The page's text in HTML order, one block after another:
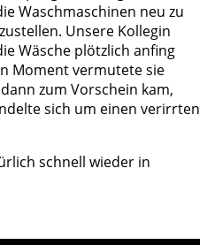
Waschmaschinen neu zu
Unsere Kollegin
Wäsche plötzlich anfing
Moment vermutete sie
zum Vorschein kam,
sich um einen verirrten
schnell wieder in